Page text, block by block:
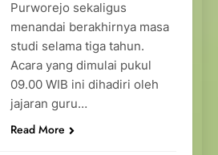
Purworejo sekaligus
menandai berakhirnya masa
studi selama tiga tahun.
Acara yang dimulai pukul
09.00 WIB ini dihadiri oleh
jajaran guru…
Read More